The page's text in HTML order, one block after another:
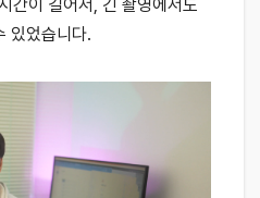
간이 길어서, 긴 촬영에서도
있었습니다.